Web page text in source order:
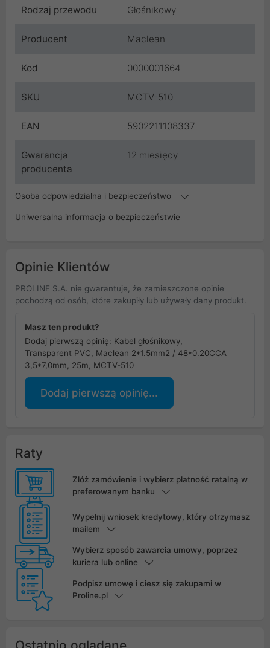
Rodzaj przewodu Głośnikowy
Producent Maclean
Kod 0000001664
SKU MCTV-510
EAN 5902211108337
Gwarancja
producenta
12 miesięcy
Osoba odpowiedzialna i bezpieczeństwo
Uniwersalna informacja o bezpieczeństwie
Opinie Klientów
PROLINE S.A. nie gwarantuje, że zamieszczone opinie
pochodzą od osób, które zakupiły lub używały dany produkt.
Masz ten produkt?
Dodaj pierwszą opinię: Kabel głośnikowy,
Transparent PVC, Maclean 2*1.5mm2 / 48*0.20CCA
3,5*7,0mm, 25m, MCTV-510
Dodaj pierwszą opinię...
Raty
Złóż zamówienie i wybierz płatność ratalną w
preferowanym banku
Wypełnij wniosek kredytowy, który otrzymasz
mailem
Wybierz sposób zawarcia umowy, poprzez
kuriera lub online
Podpisz umowę i ciesz się zakupami w
Proline.pl